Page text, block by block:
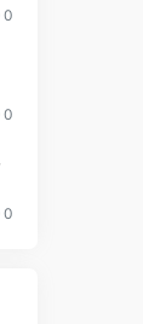
0
0
0